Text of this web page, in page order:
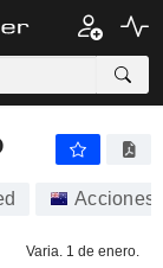
Acciones
Varia. 1 de enero.